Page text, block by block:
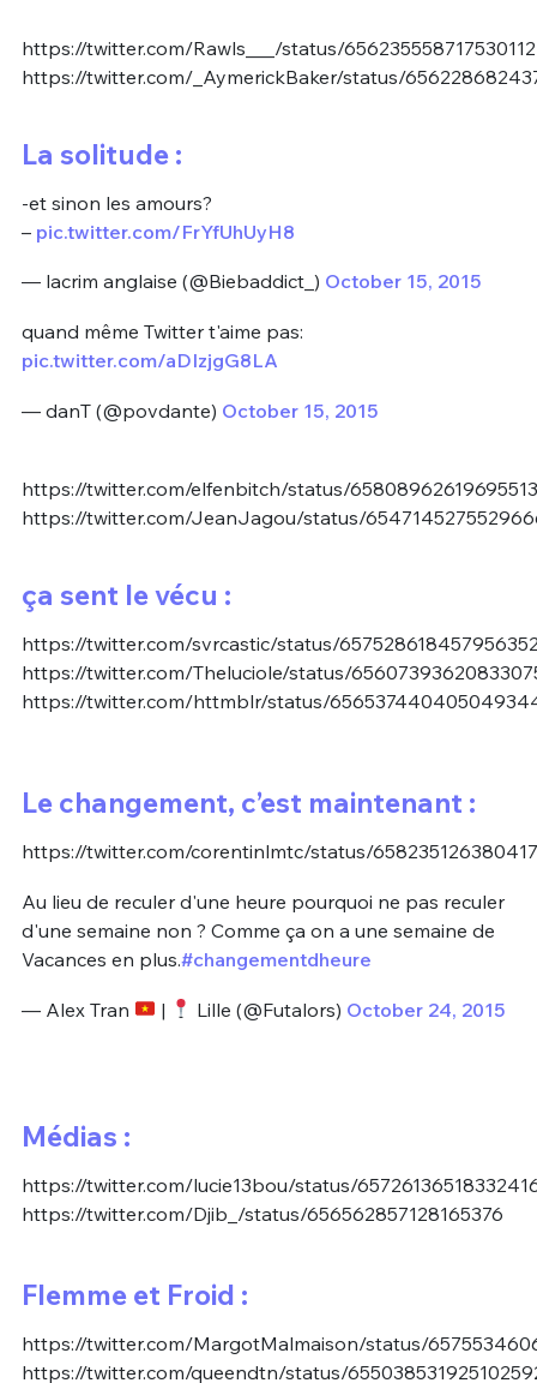
https://twitter.com/Rawls___/status/656235558717530112
https://twitter.com/_AymerickBaker/status/
La solitude :
-et sinon les amours?
– pic.twitter.com/FrYfUhUyH8
— lacrim anglaise (@Biebaddict_) October 15, 2015
quand même Twitter t'aime pas:
pic.twitter.com/aDIzjgG8LA
— danT (@povdante) October 15, 2015
https://twitter.com/elfenbitch/status/
https://twitter.com/JeanJagou/status/
ça sent le vécu :
https://twitter.com/svrcastic/status/
https://twitter.com/Theluciole/status/
https://twitter.com/httmblr/status/
Le changement, c’est maintenant :
https://twitter.com/corentinlmtc/status/
Au lieu de reculer d'une heure pourquoi ne pas reculer
d'une semaine non ? Comme ça on a une semaine de
Vacances en plus.#changementdheure
— Alex Tran | Lille (@Futalors) October 24, 2015
Médias :
https://twitter.com/lucie13bou/status/
https://twitter.com/Djib_/status/656562857128165376
Flemme et Froid :
https://twitter.com/MargotMalmaison/status/
https://twitter.com/queendtn/status/